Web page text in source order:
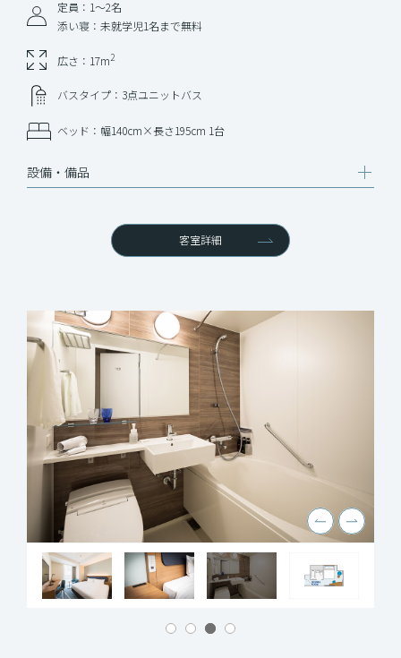
定員：1〜2名
添い寝：未就学児1名まで無料
広さ：17m2
バスタイプ：3点ユニットバス
ベッド：幅140cm×長さ195cm 1台
設備‧備品
客室詳細